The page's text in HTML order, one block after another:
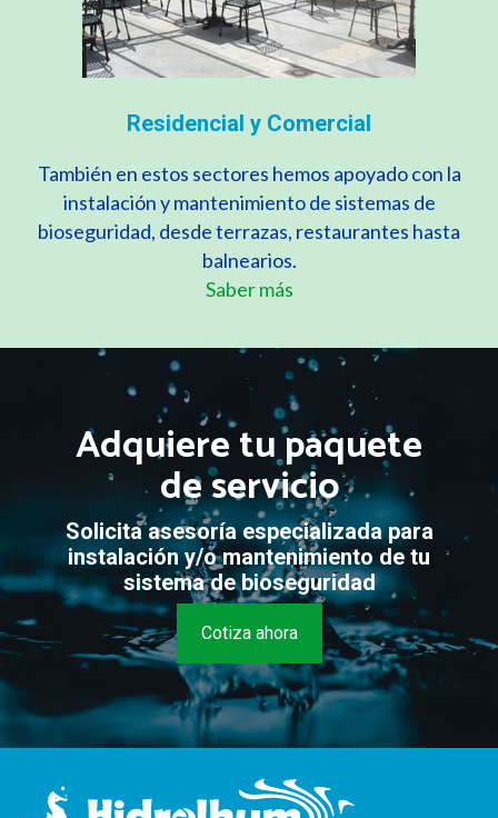
Residencial y Comercial
También en estos sectores hemos apoyado con la
instalación y mantenimiento de sistemas de
bioseguridad, desde terrazas, restaurantes hasta
balnearios.
Saber más
Adquiere tu paquete
de servicio
Solicita asesoría especializada para
instalación y/o mantenimiento de tu
sistema de bioseguridad
Cotiza ahora